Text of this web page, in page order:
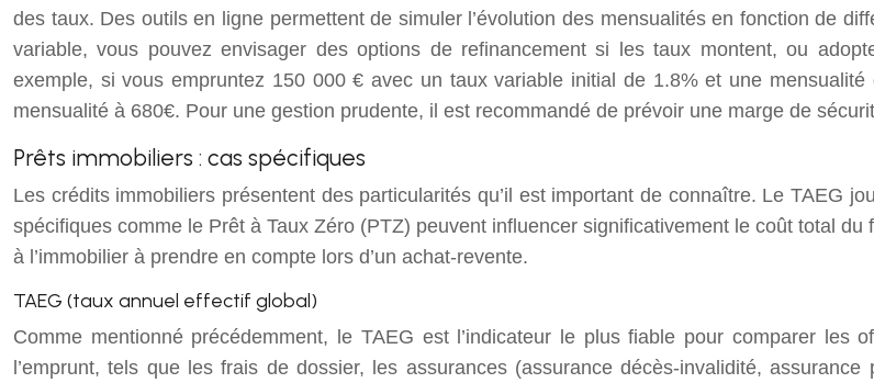
des taux. Des outils en ligne permettent de simuler l’évolution des mensualités en fonction de
variable, vous pouvez envisager des options de refinancement si les taux montent, ou
exemple, si vous empruntez 150 000 € avec un taux variable initial de 1.8% et une
mensualité à 680€. Pour une gestion prudente, il est recommandé de prévoir une marge de
Prêts immobiliers : cas spécifiques
Les crédits immobiliers présentent des particularités qu’il est important de connaître. Le TAEG
spécifiques comme le Prêt à Taux Zéro (PTZ) peuvent influencer significativement le coût total
à l’immobilier à prendre en compte lors d’un achat-revente.
TAEG (taux annuel effectif global)
Comme mentionné précédemment, le TAEG est l’indicateur le plus fiable pour comparer
l’emprunt, tels que les frais de dossier, les assurances (assurance décès-invalidité,